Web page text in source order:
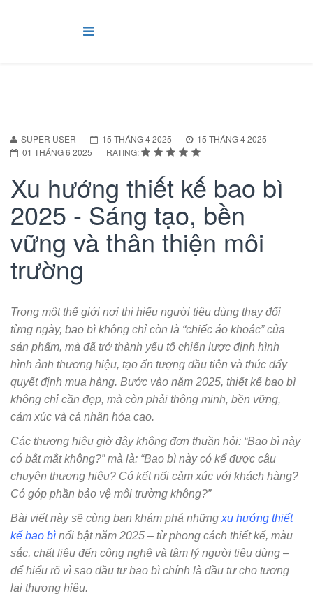
SUPER USER 15 THÁNG 4 2025
15 THÁNG 4 2025
01 THÁNG 6 2025
RATING:
Xu hướng thiết kế bao bì
2025 - Sáng tạo, bền
vững và thân thiện môi
trường
Trong một thế giới nơi thị hiếu người tiêu dùng thay đổi
từng ngày, bao bì không chỉ còn là “chiếc áo khoác” của
sản phẩm, mà đã trở thành yếu tố chiến lược định hình
hình ảnh thương hiệu, tạo ấn tượng đầu tiên và thúc đẩy
quyết định mua hàng. Bước vào năm 2025, thiết kế bao bì
không chỉ cần đẹp, mà còn phải thông minh, bền vững,
cảm xúc và cá nhân hóa cao.
Các thương hiệu giờ đây không đơn thuần hỏi: “Bao bì này
có bắt mắt không?” mà là: “Bao bì này có kể được câu
chuyện thương hiệu? Có kết nối cảm xúc với khách hàng?
Có góp phần bảo vệ môi trường không?”
Bài viết này sẽ cùng bạn khám phá những xu hướng thiết
kế bao bì nổi bật năm 2025 – từ phong cách thiết kế, màu
sắc, chất liệu đến công nghệ và tâm lý người tiêu dùng –
để hiểu rõ vì sao đầu tư bao bì chính là đầu tư cho tương
lai thương hiệu.